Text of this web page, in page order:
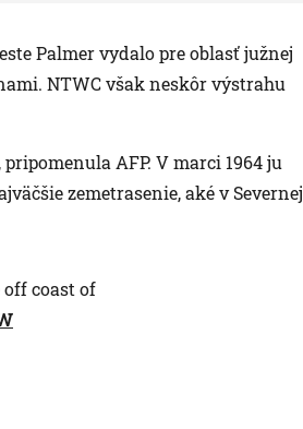
Palmer vydalo pre oblasť južnej
NTWC však neskôr výstrahu
AFP. V marci 1964 ju
zemetrasenie, aké v Severnej
coast of